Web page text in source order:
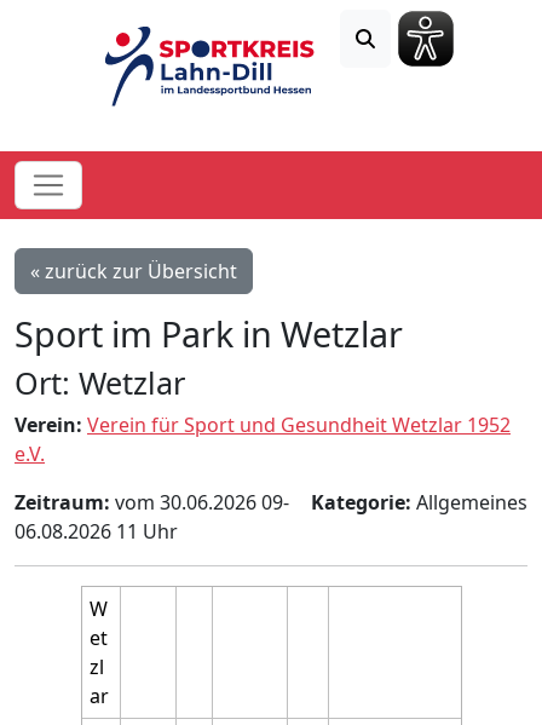
« zurück zur Übersicht
Sport im Park in Wetzlar
Ort: Wetzlar
Verein: Verein für Sport und Gesundheit Wetzlar 1952
e.V.
Kategorie: Allgemeines
Zeitraum: vom 30.06.2026 09-
06.08.2026 11 Uhr
W
et
zl
ar